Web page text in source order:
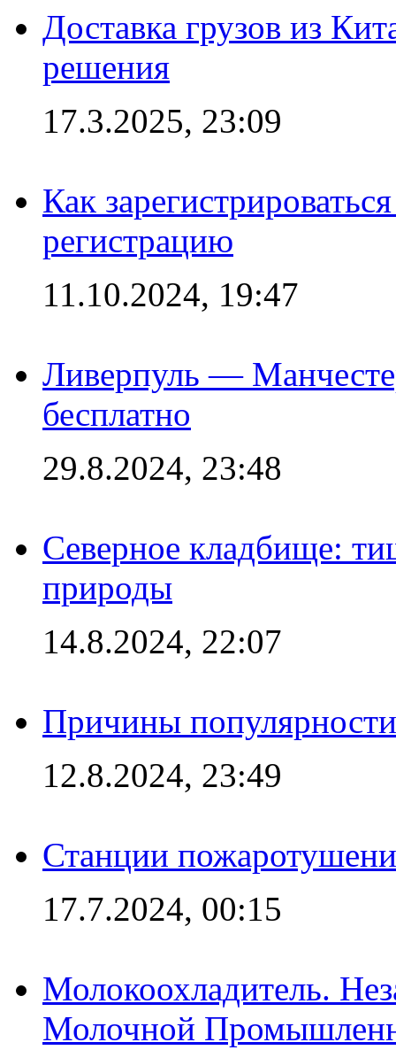
Доставка грузов из
решения
17.3.2025, 23:09
Как
регистрацию
11.10.2024, 19:47
Ливерпуль —
бесплатно
29.8.2024, 23:48
Северное кладбище:
природы
14.8.2024, 22:07
Причины
12.8.2024, 23:49
Станции
17.7.2024, 00:15
Молокоохладитель.
Молочной